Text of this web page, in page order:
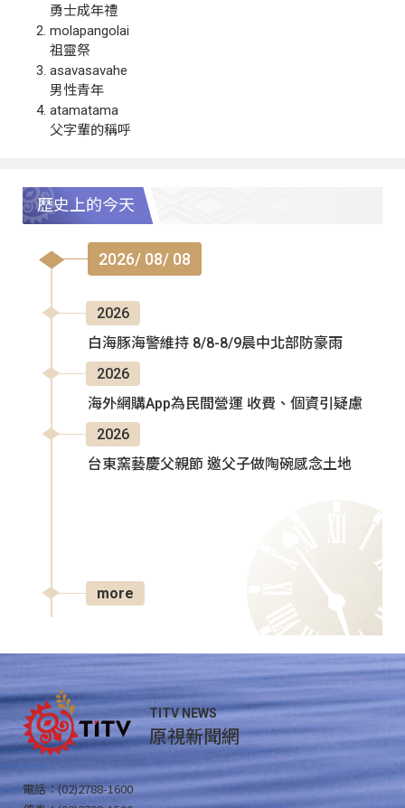
勇士成年禮
molapangolai
祖靈祭
asavasavahe
男性青年
atamatama
父字輩的稱呼
歷史上的今天
2026/ 08/ 08
2026
白海豚海警維持 8/8-8/9晨中北部防豪雨
2026
海外網購App為民間營運 收費、個資引疑慮
2026
台東窯藝慶父親節 邀父子做陶碗感念土地
more
TITV NEWS
原視新聞網
電話：(02)2788-1600